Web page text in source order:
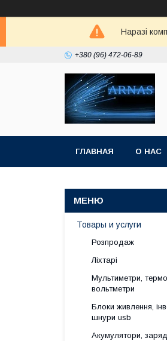
Наразі
+380 (96) 472-06-89
ГЛАВНАЯ О НАС
Товары и услуги
Розпродаж
Ліхтарі
Мультиметри,
вольтметри
Блоки живлення,
шнури usb
Акумулятори,